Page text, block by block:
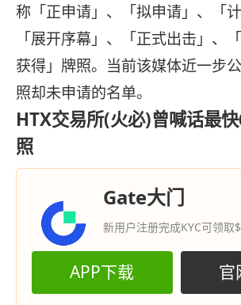
称「正申请」、「拟申请」、「计
「展开序幕」、「正式出击」、
获得」牌照。当前该媒体近一步
照却未申请的名单。
HTX交易所(火必)曾喊话最
照
Gate大门
新用户注册完成KYC可领取
APP下载 官